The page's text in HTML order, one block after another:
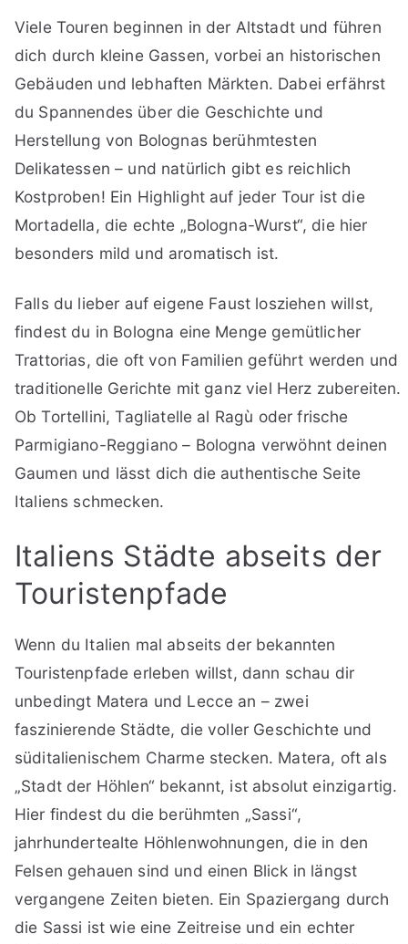
Viele Touren beginnen in der Altstadt und führen
dich durch kleine Gassen, vorbei an historischen
Gebäuden und lebhaften Märkten. Dabei erfährst
du Spannendes über die Geschichte und
Herstellung von Bolognas berühmtesten
Delikatessen – und natürlich gibt es reichlich
Kostproben! Ein Highlight auf jeder Tour ist die
Mortadella, die echte „Bologna-Wurst“, die hier
besonders mild und aromatisch ist.
Falls du lieber auf eigene Faust losziehen willst,
findest du in Bologna eine Menge gemütlicher
Trattorias, die oft von Familien geführt werden und
traditionelle Gerichte mit ganz viel Herz zubereiten.
Ob Tortellini, Tagliatelle al Ragù oder frische
Parmigiano-Reggiano – Bologna verwöhnt deinen
Gaumen und lässt dich die authentische Seite
Italiens schmecken.
Italiens Städte abseits der
Touristenpfade
Wenn du Italien mal abseits der bekannten
Touristenpfade erleben willst, dann schau dir
unbedingt Matera und Lecce an – zwei
faszinierende Städte, die voller Geschichte und
süditalienischem Charme stecken. Matera, oft als
„Stadt der Höhlen“ bekannt, ist absolut einzigartig.
Hier findest du die berühmten „Sassi“,
jahrhundertealte Höhlenwohnungen, die in den
Felsen gehauen sind und einen Blick in längst
vergangene Zeiten bieten. Ein Spaziergang durch
die Sassi ist wie eine Zeitreise und ein echter